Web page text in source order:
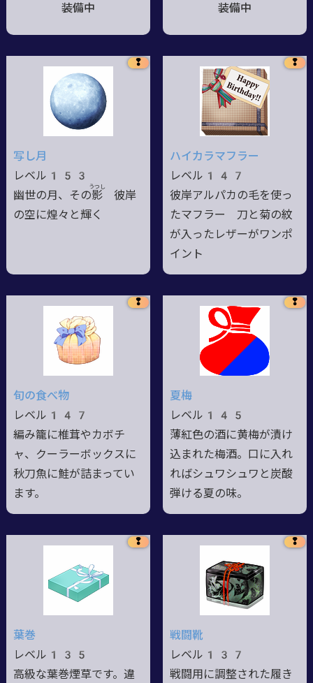
装備中 装備中
❢
写し月
レベル153
幽世の月、その影
うつし
彼岸
の空に煌々と輝く
❢
ハイカラマフラー
レベル147
彼岸アルパカの毛を使っ
たマフラー 刀と菊の紋
が入ったレザーがワンポ
イント
❢
旬の食べ物
レベル147
編み籠に椎茸やカボチ
ャ、クーラーボックスに
秋刀魚に鮭が詰まってい
ます。
❢
夏梅
レベル145
薄紅色の酒に黄梅が漬け
込まれた梅酒。口に入れ
ればシュワシュワと炭酸
弾ける夏の味。
❢
葉巻
レベル135
高級な葉巻煙草です。違
❢
戦闘靴
レベル137
戦闘用に調整された履き